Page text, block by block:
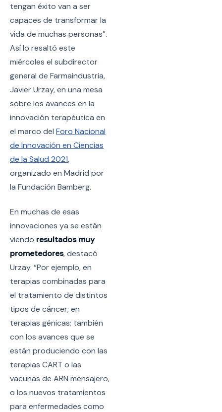
tengan éxito van a ser
capaces de transformar la
vida de muchas personas”.
Así lo resaltó este
miércoles el subdirector
general de Farmaindustria,
Javier Urzay, en una mesa
sobre los avances en la
innovación terapéutica en
el marco del Foro Nacional
de Innovación en Ciencias
de la Salud 2021,
organizado en Madrid por
la Fundación Bamberg.
En muchas de esas
innovaciones ya se están
viendo resultados muy
prometedores, destacó
Urzay. “Por ejemplo, en
terapias combinadas para
el tratamiento de distintos
tipos de cáncer; en
terapias génicas; también
con los avances que se
están produciendo con las
terapias CART o las
vacunas de ARN mensajero,
o los nuevos tratamientos
para enfermedades como